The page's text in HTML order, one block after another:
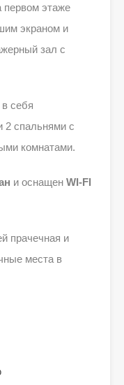
первом этаже
экраном и
зал с
себя
2 спальнями с
комнатами.
и оснащен WI-FI
прачечная и
места в